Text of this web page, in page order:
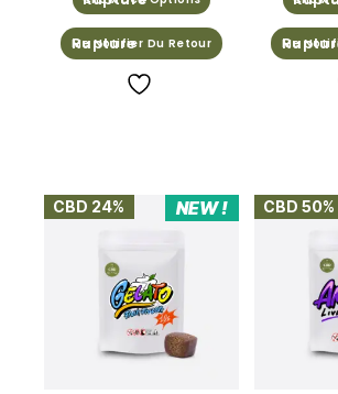
Me Notifier Du Retour Me
NEW !
CBD 24% CBD 50%